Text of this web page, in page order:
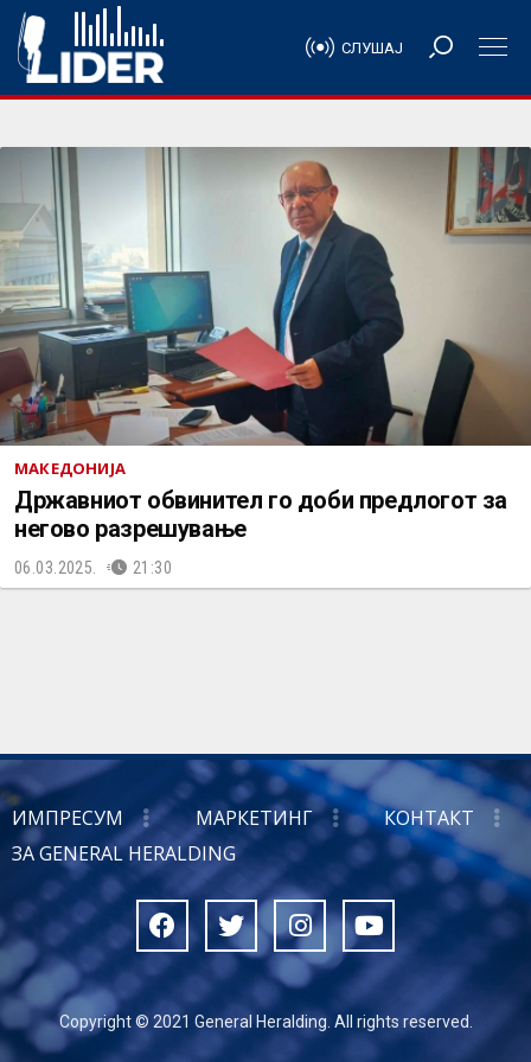
СЛУШАЈ
МАКЕДОНИЈА
Државниот обвинител го доби предлогот за
негово разрешување
06.03.2025. 21:30
ИМПРЕСУМ МАРКЕТИНГ
КОНТАКТ
ЗА GENERAL HERALDING
Copyright © 2021 General Heralding. All rights reserved.